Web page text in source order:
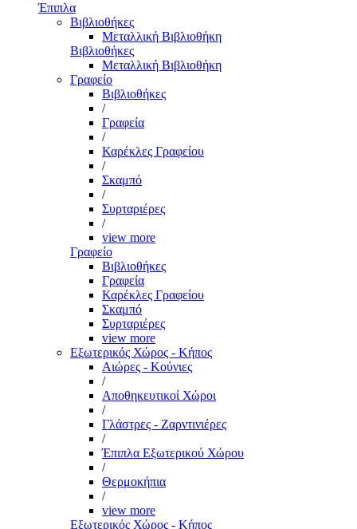
Έπιπλα
Βιβλιοθήκες
Μεταλλική Βιβλιοθήκη
Βιβλιοθήκες
Μεταλλική Βιβλιοθήκη
Γραφείο
Βιβλιοθήκες
/
Γραφεία
/
Καρέκλες Γραφείου
/
Σκαμπό
/
Συρταριέρες
/
view more
Γραφείο
Βιβλιοθήκες
Γραφεία
Καρέκλες Γραφείου
Σκαμπό
Συρταριέρες
view more
Εξωτερικός Χώρος - Κήπος
Αιώρες - Κούνιες
/
Αποθηκευτικοί Χώροι
/
Γλάστρες - Ζαρντινιέρες
/
Έπιπλα Εξωτερικού Χώρου
/
Θερμοκήπια
/
view more
Εξωτερικός Χώρος - Κήπος